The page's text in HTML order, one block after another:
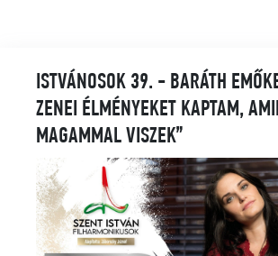
ISTVÁNOSOK 39. - BARÁTH
ZENEI ÉLMÉNYEKET KAPTAM,
MAGAMMAL VISZEK”